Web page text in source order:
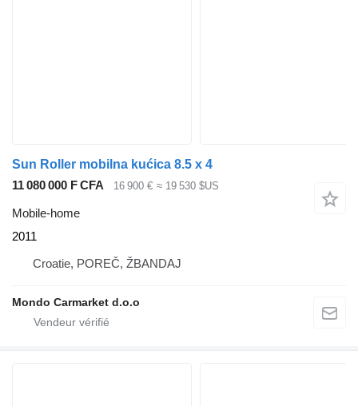
Sun Roller mobilna kućica 8.5 x 4
11 080 000 F CFA
16 900 € ≈ 19 530 $US
Mobile-home
2011
Croatie, POREČ, ŽBANDAJ
Mondo Carmarket d.o.o